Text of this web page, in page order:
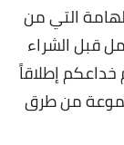
التي من
قبل الشراء
خداعكم إطلاقاً
من طرق